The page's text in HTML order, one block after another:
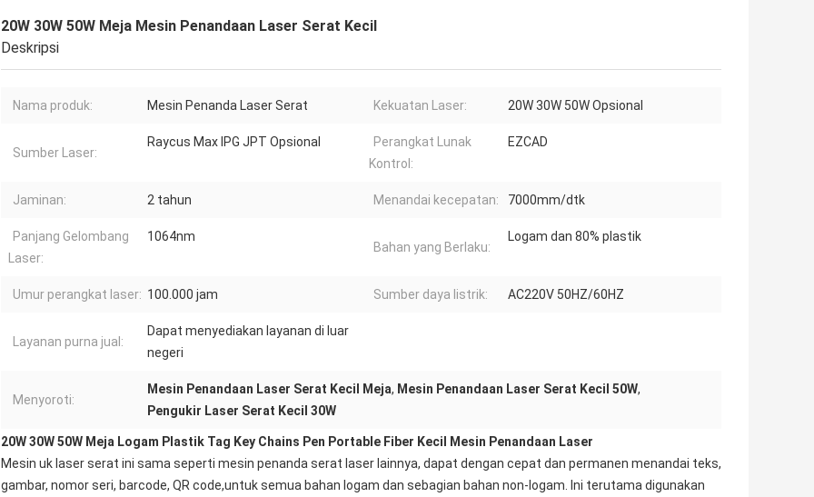
20W 30W 50W Meja Mesin Penandaan Laser Serat Kecil
Deskripsi
Nama produk: Mesin Penanda Laser Serat Kekuatan Laser: 20W 30W 50W Opsional
Sumber Laser:
Raycus Max IPG JPT Opsional
Perangkat Lunak
Kontrol:
EZCAD
Jaminan: 2 tahun Menandai kecepatan: 7000mm/dtk
Panjang Gelombang
Laser:
1064nm
Bahan yang Berlaku:
Logam dan 80% plastik
Umur perangkat laser: 100.000 jam Sumber daya listrik: AC220V 50HZ/60HZ
Layanan purna jual:
Dapat menyediakan layanan di luar
negeri
Menyoroti:
Mesin Penandaan Laser Serat Kecil Meja, Mesin Penandaan Laser Serat Kecil 50W,
Pengukir Laser Serat Kecil 30W
20W 30W 50W Meja Logam Plastik Tag Key Chains Pen Portable Fiber Kecil Mesin Penandaan Laser
Mesin uk laser serat ini sama seperti mesin penanda serat laser lainnya, dapat dengan cepat dan permanen menandai teks,
gambar, nomor seri, barcode, QR code,untuk semua bahan logam dan sebagian bahan non-logam. Ini terutama digunakan